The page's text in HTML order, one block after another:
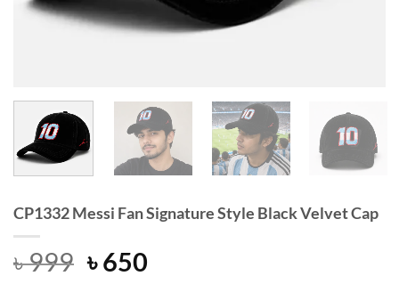
CP1332 Messi Fan Signature Style Black Velvet Cap
৳999 Original
৳650Current